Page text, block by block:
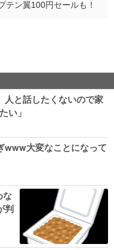
テン翼100円セールも！
人と話したくないので家
い」
www大変なことになって
な
判